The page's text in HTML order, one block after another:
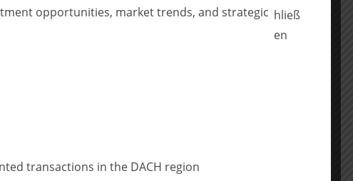
opportunities, market trends, and strategic
transactions in the DACH region